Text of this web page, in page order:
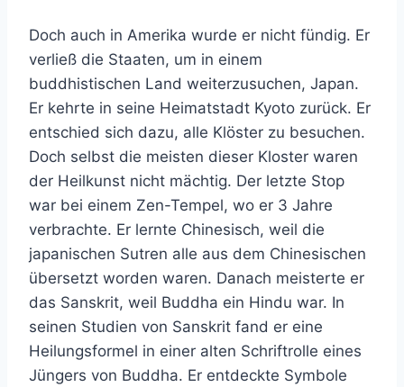
Doch auch in Amerika wurde er nicht fündig. Er
verließ die Staaten, um in einem
buddhistischen Land weiterzusuchen, Japan.
Er kehrte in seine Heimatstadt Kyoto zurück. Er
entschied sich dazu, alle Klöster zu besuchen.
Doch selbst die meisten dieser Kloster waren
der Heilkunst nicht mächtig. Der letzte Stop
war bei einem Zen-Tempel, wo er 3 Jahre
verbrachte. Er lernte Chinesisch, weil die
japanischen Sutren alle aus dem Chinesischen
übersetzt worden waren. Danach meisterte er
das Sanskrit, weil Buddha ein Hindu war. In
seinen Studien von Sanskrit fand er eine
Heilungsformel in einer alten Schriftrolle eines
Jüngers von Buddha. Er entdeckte Symbole